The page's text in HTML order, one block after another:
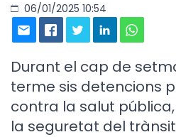
06/01/2025 10:54
Durant el cap de
terme sis detencions
contra la salut
la seguretat del